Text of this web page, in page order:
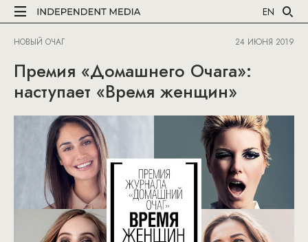
EN
НОВЫЙ ОЧАГ 24 ИЮНЯ 2019
Премия «Домашнего Очага»:
наступает «Время женщин»